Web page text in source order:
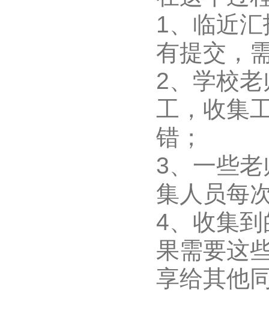
1、临近
有提交，
2、学校
工，收集
错；
3、一些
集人员每
4、收集
果需要这
享给其他